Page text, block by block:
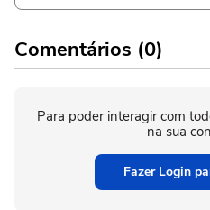
Comentários (0)
Para poder interagir com
na sua
Fazer Login